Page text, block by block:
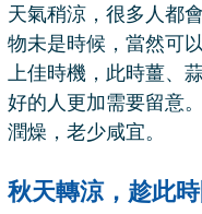
天氣稍涼，很多人都
物未是時候，當然可
上佳時機，此時薑、
好的人更加需要留意
潤燥，老少咸宜。
秋天轉涼，趁此